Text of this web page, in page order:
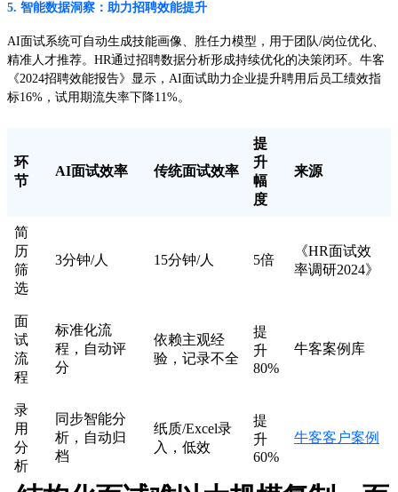
5. 智能数据洞察：助力招聘效能提升
AI面试系统可自动生成技能画像、胜任力模型，用于团队/岗位优化、
精准人才推荐。HR通过招聘数据分析形成持续优化的决策闭环。牛客
《2024招聘效能报告》显示，AI面试助力企业提升聘用后员工绩效指
标16%，试用期流失率下降11%。
环
节
AI面试效率 传统面试效率
提
升
幅
度
来源
简
历
筛
选
3分钟/人 15分钟/人 5倍
《HR面试效
率调研2024》
面
试
流
程
标准化流
程，自动评
分
依赖主观经
验，记录不全
提
升
80%
牛客案例库
录
用
分
析
同步智能分
析，自动归
档
纸质/Excel录
入，低效
提
升
60%
牛客客户案例